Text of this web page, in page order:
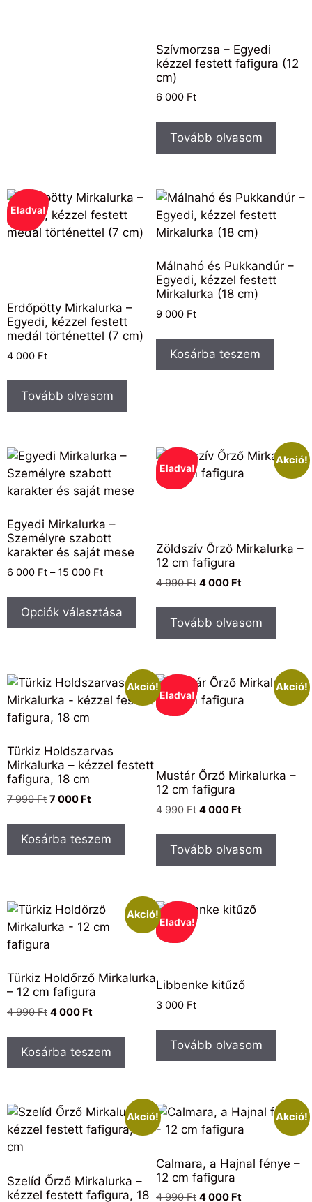
Szívmorzsa – Egyedi
kézzel festett fafigura (12
cm)
6 000 Ft
Tovább olvasom
Eladva!
Erdőpötty Mirkalurka –
Egyedi, kézzel festett
medál történettel (7 cm)
4 000 Ft
Tovább olvasom
Málnahó és Pukkandúr –
Egyedi, kézzel festett
Mirkalurka (18 cm)
9 000 Ft
Kosárba teszem
Egyedi Mirkalurka –
Személyre szabott
karakter és saját mese
6 000 Ft – 15 000 Ft
Opciók választása
Akció!
Eladva!
Zöldszív Őrző Mirkalurka –
12 cm fafigura
4 990Ft 4 000 Ft
Tovább olvasom
Akció!
Türkiz Holdszarvas
Mirkalurka – kézzel festett
fafigura, 18 cm
7 990Ft 7 000 Ft
Kosárba teszem
Akció!
Eladva!
Mustár Őrző Mirkalurka –
12 cm fafigura
4 990Ft 4 000 Ft
Tovább olvasom
Akció!
Türkiz Holdőrző Mirkalurka
– 12 cm fafigura
4 990Ft 4 000 Ft
Kosárba teszem
Eladva!
Libbenke kitűző
3 000 Ft
Tovább olvasom
Akció!
Szelíd Őrző Mirkalurka –
kézzel festett fafigura, 18
Akció!
Calmara, a Hajnal fénye –
12 cm fafigura
4 990Ft 4 000 Ft